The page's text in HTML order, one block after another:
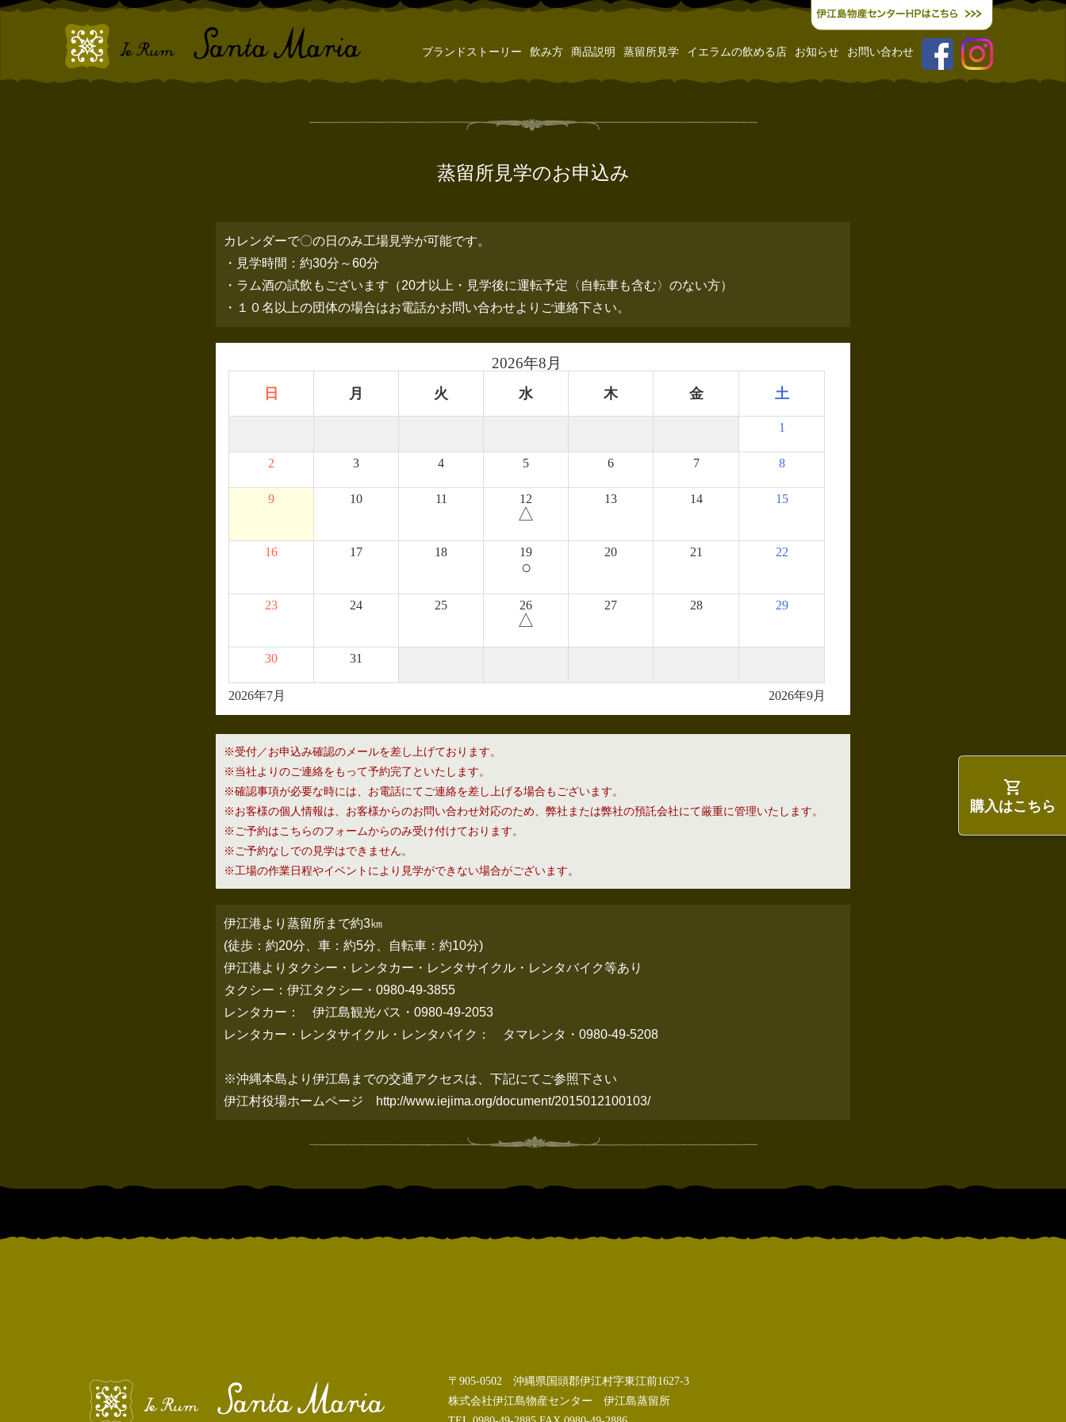
ブランドストーリー 飲み方 商品説明 蒸留所見学 イエラムの飲める店 お知らせ お問い合わせ
蒸留所見学のお申込み
カレンダーで〇の日のみ工場見学が可能です。
・見学時間：約30分～60分
・ラム酒の試飲もございます（20才以上・見学後に運転予定〈自転車も含む〉のない方）
・１０名以上の団体の場合はお電話かお問い合わせよりご連絡下さい。
2026年8月
日 月 火 水 木 金 土
1
2 3 4 5 6 7 8
9 10 11 12
△
13 14 15
16 17 18 19
○
20 21 22
23 24 25 26
△
27 28 29
30 31
2026年7月 2026年9月
※受付／お申込み確認のメールを差し上げております。
※当社よりのご連絡をもって予約完了といたします。
※確認事項が必要な時には、お電話にてご連絡を差し上げる場合もございます。
※お客様の個人情報は、お客様からのお問い合わせ対応のため、弊社または弊社の預託会社にて厳重に管理いたします。
※ご予約はこちらのフォームからのみ受け付けております。
※ご予約なしでの見学はできません。
※工場の作業日程やイベントにより見学ができない場合がございます。
伊江港より蒸留所まで約3㎞
(徒歩：約20分、車：約5分、自転車：約10分)
伊江港よりタクシー・レンタカー・レンタサイクル・レンタバイク等あり
タクシー：伊江タクシー・0980-49-3855
レンタカー： 伊江島観光バス・0980-49-2053
レンタカー・レンタサイクル・レンタバイク： タマレンタ・0980-49-5208
※沖縄本島より伊江島までの交通アクセスは、下記にてご参照下さい
伊江村役場ホームページ
http://www.iejima.org/document/2015012100103/
〒905-0502 沖縄県国頭郡伊江村字東江前1627-3
株式会社伊江島物産センター 伊江島蒸留所
購入はこちら